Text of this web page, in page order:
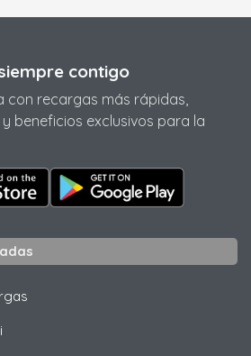
contigo
con recargas más rápidas,
beneficios exclusivos para la